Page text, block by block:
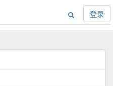
登录